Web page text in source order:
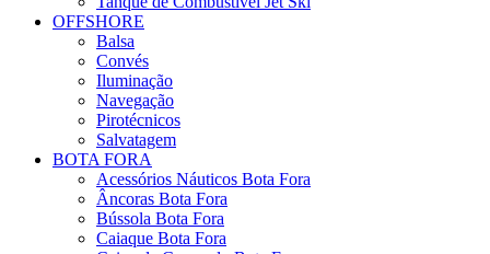
OFFSHORE
Balsa
Convés
Iluminação
Navegação
Pirotécnicos
Salvatagem
BOTA FORA
Acessórios Náuticos Bota Fora
Âncoras Bota Fora
Bússola Bota Fora
Caiaque Bota Fora